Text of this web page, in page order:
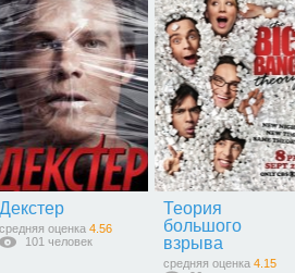
Декстер
средняя оценка 4.56
101 человек
Теория
большого
взрыва
средняя оценка 4.15